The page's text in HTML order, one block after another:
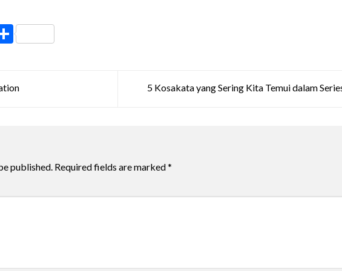
Share
5 Kosakata yang Sering Kita Temui dalam
published. Required fields are marked*